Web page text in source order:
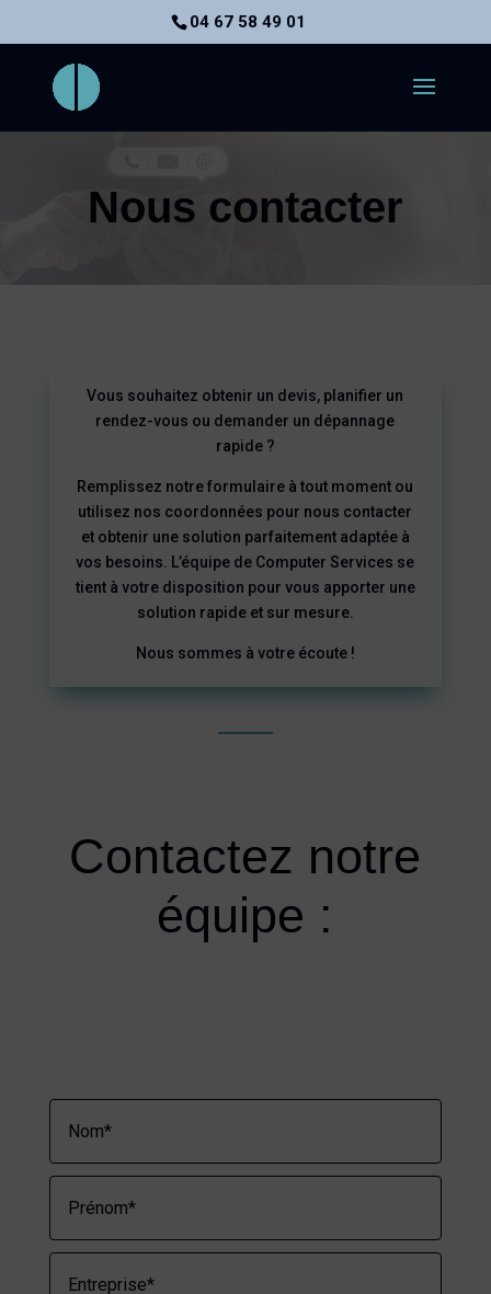
04 67 58 49 01
Nous contacter
Vous souhaitez obtenir un devis, planifier un
rendez-vous ou demander un dépannage
rapide ?
Remplissez notre formulaire à tout moment ou
utilisez nos coordonnées pour nous contacter
et obtenir une solution parfaitement adaptée à
vos besoins. L’équipe de Computer Services se
tient à votre disposition pour vous apporter une
solution rapide et sur mesure.
Nous sommes à votre écoute !
Contactez notre
équipe :